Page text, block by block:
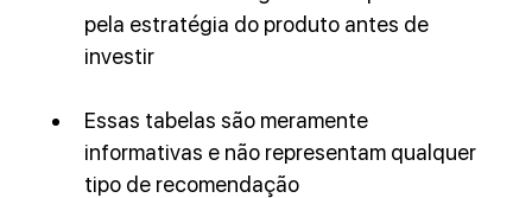
pela estratégia do produto antes de
investir
Essas tabelas são meramente
informativas e não representam qualquer
tipo de recomendação